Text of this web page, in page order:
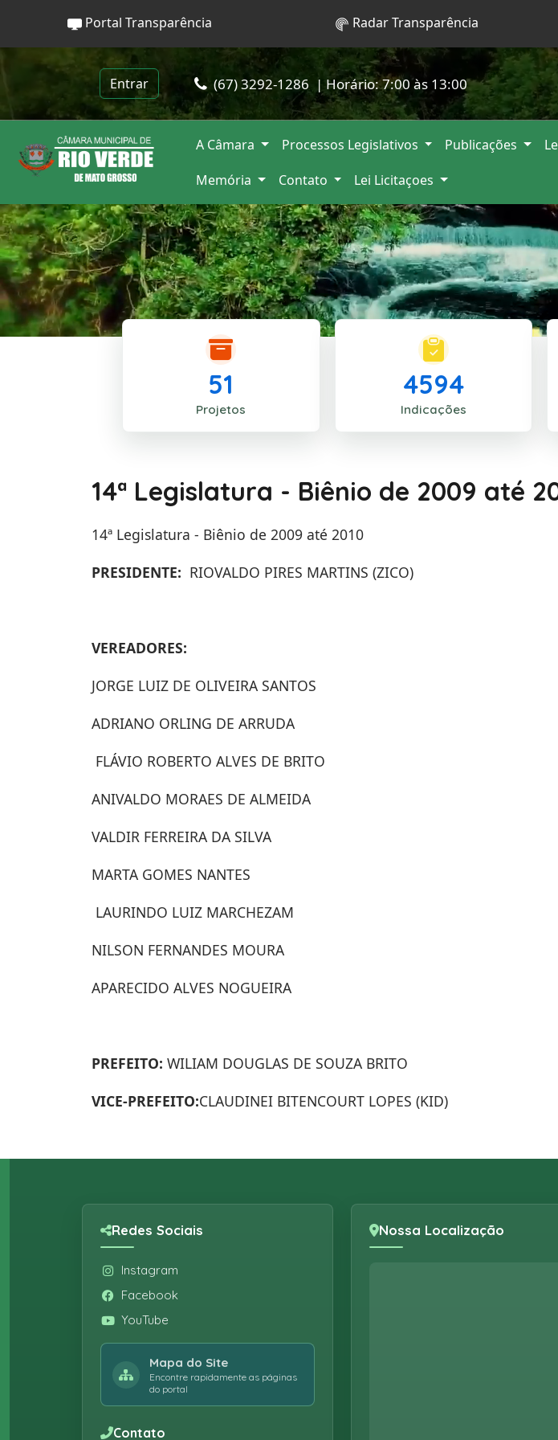
Portal Transparência Radar Transparência
Entrar (67) 3292-1286 | Horário: 7:00 às 13:00
A Câmara Processos Legislativos Publicações
Memória
Contato Lei Licitaçoes
51
Projetos
4594
Indicações
14ª Legislatura - Biênio de 2009 até
14ª Legislatura - Biênio de 2009 até 2010
PRESIDENTE: RIOVALDO PIRES MARTINS (ZICO)
VEREADORES:
JORGE LUIZ DE OLIVEIRA SANTOS
ADRIANO ORLING DE ARRUDA
FLÁVIO ROBERTO ALVES DE BRITO
ANIVALDO MORAES DE ALMEIDA
VALDIR FERREIRA DA SILVA
MARTA GOMES NANTES
LAURINDO LUIZ MARCHEZAM
NILSON FERNANDES MOURA
APARECIDO ALVES NOGUEIRA
PREFEITO: WILIAM DOUGLAS DE SOUZA BRITO
VICE-PREFEITO:CLAUDINEI BITENCOURT LOPES (KID)
Redes Sociais
Instagram
Facebook
YouTube
Mapa do Site
Encontre rapidamente as páginas
do portal
Contato
Nossa Localização